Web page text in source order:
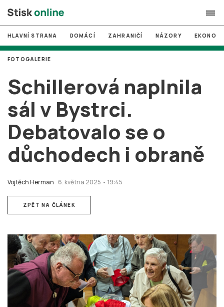
search
# MUNI
# Brno
# volby
login PŘIHLÁSIT SE
Zapomněli jste heslo?
HLAVNÍ STRANA DOMÁCÍ ZAHRANIČÍ NÁZORY
Schillerová naplnila
sál v Bystrci.
Debatovalo se o
důchodech i obraně
Vojtěch Herman 6. května 2025 • 19:45
FOTOGALERIE
ZPĚT NA ČLÁNEK